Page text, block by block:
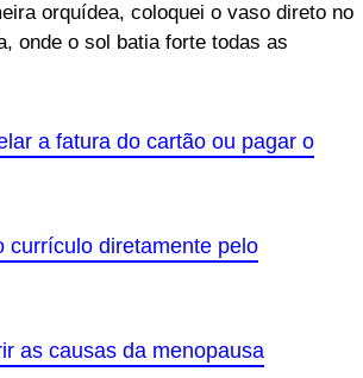
orquídea, coloquei o vaso direto no
onde o sol batia forte todas as
a fatura do cartão ou pagar o
currículo diretamente pelo
as causas da menopausa